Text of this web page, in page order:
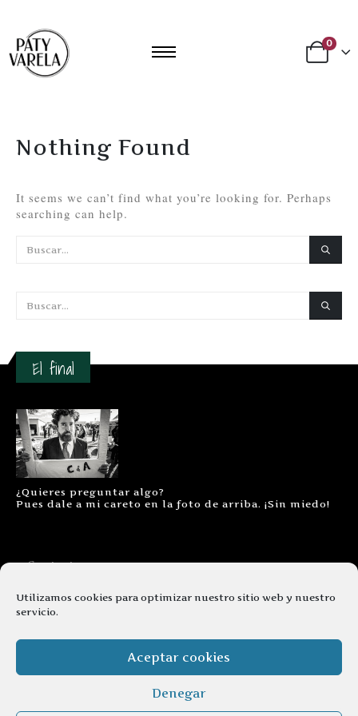
Utilizamos cookies para optimizar nuestro sitio web y nuestro
servicio.
Aceptar cookies
Denegar
0
Nothing Found
It seems we can’t find what you’re looking for. Perhaps
searching can help.
El final
¿Quieres preguntar algo?
Pues dale a mi careto en la foto de arriba. ¡Sin miedo!
Contacto
Aviso legal